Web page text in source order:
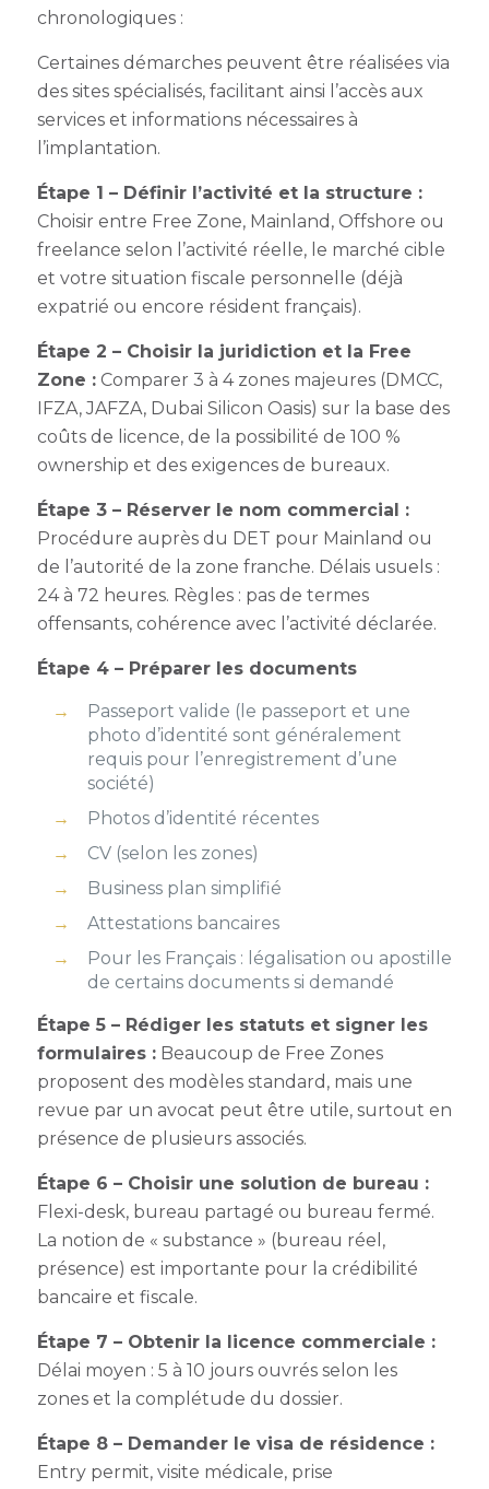
chronologiques :
Certaines démarches peuvent être réalisées via
des sites spécialisés, facilitant ainsi l’accès aux
services et informations nécessaires à
l’implantation.
Étape 1 – Définir l’activité et la structure :
Choisir entre Free Zone, Mainland, Offshore ou
freelance selon l’activité réelle, le marché cible
et votre situation fiscale personnelle (déjà
expatrié ou encore résident français).
Étape 2 – Choisir la juridiction et la Free
Zone :Comparer 3 à 4 zones majeures (DMCC,
IFZA, JAFZA, Dubai Silicon Oasis) sur la base des
coûts de licence, de la possibilité de 100 %
ownership et des exigences de bureaux.
Étape 3 – Réserver le nom commercial :
Procédure auprès du DET pour Mainland ou
de l’autorité de la zone franche. Délais usuels :
24 à 72 heures. Règles : pas de termes
offensants, cohérence avec l’activité déclarée.
Étape 4 – Préparer les documents
Passeport valide (le passeport et une
photo d’identité sont généralement
requis pour l’enregistrement d’une
société)
Photos d’identité récentes
CV (selon les zones)
Business plan simplifié
Attestations bancaires
Pour les Français : légalisation ou apostille
de certains documents si demandé
Étape 5 – Rédiger les statuts et signer les
formulaires :Beaucoup de Free Zones
proposent des modèles standard, mais une
revue par un avocat peut être utile, surtout en
présence de plusieurs associés.
Étape 6 – Choisir une solution de bureau :
Flexi-desk, bureau partagé ou bureau fermé.
La notion de « substance » (bureau réel,
présence) est importante pour la crédibilité
bancaire et fiscale.
Étape 7 – Obtenir la licence commerciale :
Délai moyen : 5 à 10 jours ouvrés selon les
zones et la complétude du dossier.
Étape 8 – Demander le visa de résidence :
Entry permit, visite médicale, prise